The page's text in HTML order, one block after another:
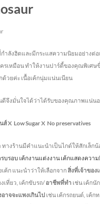
กำลังฮิตและมีกระแสความนิยมอย่างต่
รเหมือน ทำให้งานปาร์ตี้ของคุณพิเศ
วยค่ะ เนื้อเค้กนุ่มแน่นเนียน
ดีจึงมั่นใจได้ว่าได้รับของคุณภาพแน่น
ส์X Low SugarX No preservatives
งร้านมีคำแนะนำเป็นไกด์ให้สักเล็กน้
รบรอบ เค้กงานแต่งงาน เค้กแสดงคว
เค้ก แนะนำว่าให้เลือกจากสิ่งที่เจ้าของ
เที่ยว, เค้กขับรถ/อาชีพที่ทำ เช่น เค้กนั
าจจะแพงเกินไปเช่น เค้กรถยนต์, เค้ก